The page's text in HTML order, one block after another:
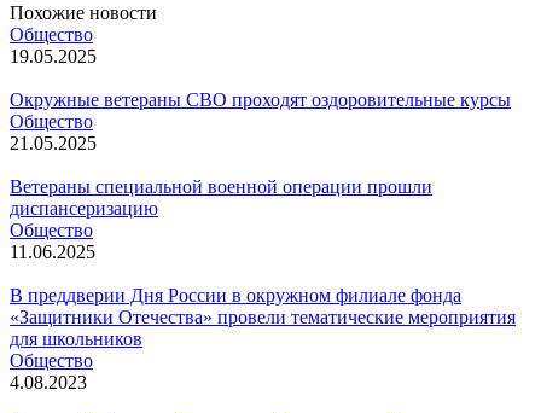
Похожие новости
Общество
19.05.2025
Окружные ветераны СВО проходят оздоровительные курсы
Общество
21.05.2025
Ветераны специальной военной операции прошли
диспансеризацию
Общество
11.06.2025
В преддверии Дня России в окружном филиале фонда
«Защитники Отечества» провели тематические мероприятия
для школьников
Общество
4.08.2023